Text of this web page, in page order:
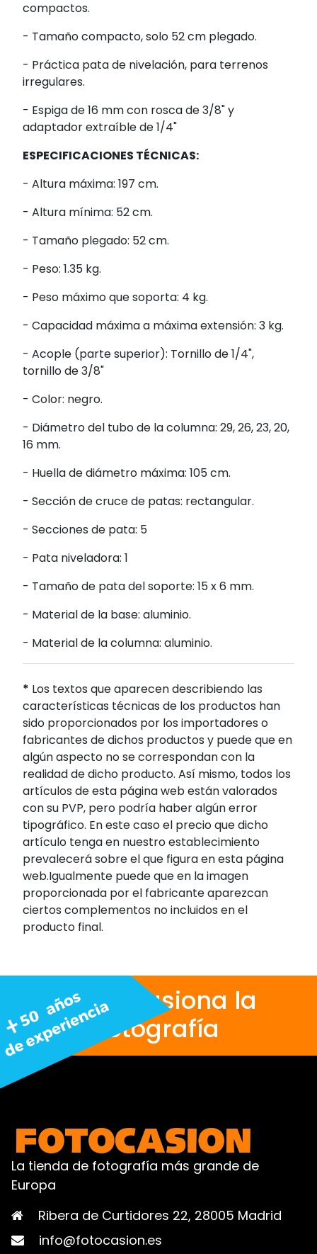
compactos.
- Tamaño compacto, solo 52 cm plegado.
- Práctica pata de nivelación, para terrenos
irregulares.
- Espiga de 16 mm con rosca de 3/8" y
adaptador extraíble de 1/4"
ESPECIFICACIONES TÉCNICAS:
- Altura máxima: 197 cm.
- Altura mínima: 52 cm.
- Tamaño plegado: 52 cm.
- Peso: 1.35 kg.
- Peso máximo que soporta: 4 kg.
- Capacidad máxima a máxima extensión: 3 kg.
- Acople (parte superior): Tornillo de 1/4",
tornillo de 3/8"
- Color: negro.
- Diámetro del tubo de la columna: 29, 26, 23, 20,
16 mm.
- Huella de diámetro máxima: 105 cm.
- Sección de cruce de patas: rectangular.
- Secciones de pata: 5
- Pata niveladora: 1
- Tamaño de pata del soporte: 15 x 6 mm.
- Material de la base: aluminio.
- Material de la columna: aluminio.
* Los textos que aparecen describiendo las
características técnicas de los productos han
sido proporcionados por los importadores o
fabricantes de dichos productos y puede que en
algún aspecto no se correspondan con la
realidad de dicho producto. Así mismo, todos los
artículos de esta página web están valorados
con su PVP, pero podría haber algún error
tipográfico. En este caso el precio que dicho
artículo tenga en nuestro establecimiento
prevalecerá sobre el que figura en esta página
web.Igualmente puede que en la imagen
proporcionada por el fabricante aparezcan
ciertos complementos no incluidos en el
producto final.
Nos apasiona la
fotografía
La tienda de fotografía más grande de
Europa
Ribera de Curtidores 22, 28005 Madrid
info@fotocasion.es